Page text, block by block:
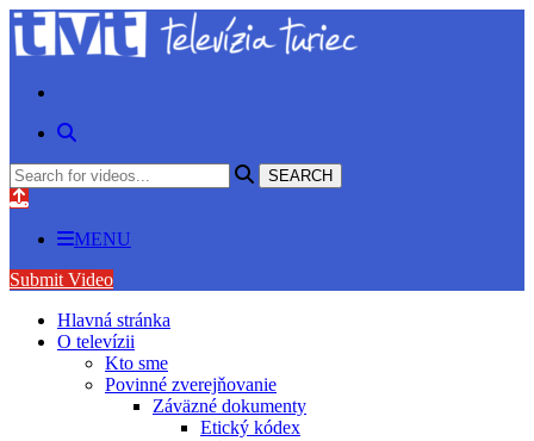
MENU
Submit Video
Hlavná stránka
O televízii
Kto sme
Povinné zverejňovanie
Záväzné dokumenty
Etický kódex